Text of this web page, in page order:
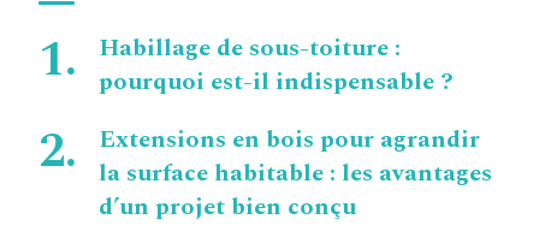
Habillage de sous-toiture :
pourquoi est-il indispensable ?
Extensions en bois pour agrandir
la surface habitable : les avantages
d’un projet bien conçu